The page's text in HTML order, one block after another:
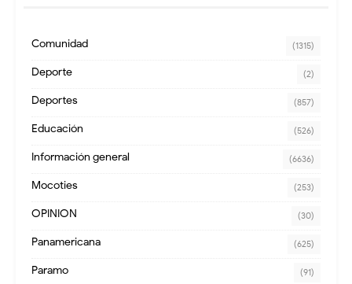
Comunidad (1315)
Deporte (2)
Deportes (857)
Educación (526)
Información general (6636)
Mocoties (253)
OPINION (30)
Panamericana (625)
Paramo (91)